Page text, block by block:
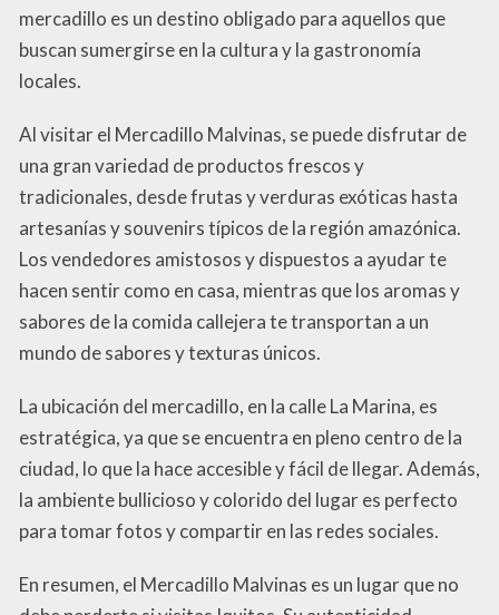
mercadillo es un destino obligado para aquellos que
buscan sumergirse en la cultura y la gastronomía
locales.
Al visitar el Mercadillo Malvinas, se puede disfrutar de
una gran variedad de productos frescos y
tradicionales, desde frutas y verduras exóticas hasta
artesanías y souvenirs típicos de la región amazónica.
Los vendedores amistosos y dispuestos a ayudar te
hacen sentir como en casa, mientras que los aromas y
sabores de la comida callejera te transportan a un
mundo de sabores y texturas únicos.
La ubicación del mercadillo, en la calle La Marina, es
estratégica, ya que se encuentra en pleno centro de la
ciudad, lo que la hace accesible y fácil de llegar. Además,
la ambiente bullicioso y colorido del lugar es perfecto
para tomar fotos y compartir en las redes sociales.
En resumen, el Mercadillo Malvinas es un lugar que no